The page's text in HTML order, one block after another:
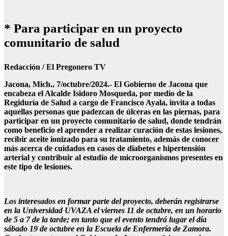
* Para participar en un proyecto
comunitario de salud
Redacción / El Pregonero TV
Jacona, Mich., 7/octubre/2024.- El Gobierno de Jacona que
encabeza el Alcalde Isidoro Mosqueda, por medio de la
Regiduría de Salud a cargo de Francisco Ayala, invita a todas
aquellas personas que padezcan de úlceras en las piernas, para
participar en un proyecto comunitario de salud, donde tendrán
como beneficio el aprender a realizar curación de estas lesiones,
recibir aceite ionizado para su tratamiento, además de conocer
más acerca de cuidados en casos de diabetes e hipertensión
arterial y contribuir al estudio de microorganismos presentes en
este tipo de lesiones.
Los interesados en formar parte del proyecto, deberán registrarse
en la Universidad UVAZA el viernes 11 de octubre, en un horario
de 5 a 7 de la tarde; en tanto que el evento tendrá lugar el día
sábado 19 de octubre en la Escuela de Enfermería de Zamora.